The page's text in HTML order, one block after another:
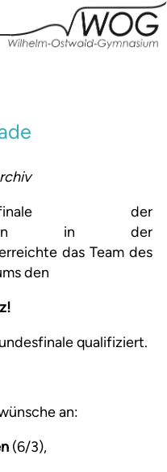
der
in der
das Team des
den
qualifiziert.
an:
(6/3),